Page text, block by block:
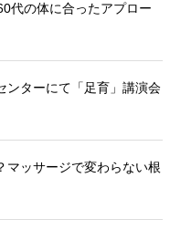
代の体に合ったアプロー
ンターにて「足育」講演会
マッサージで変わらない根